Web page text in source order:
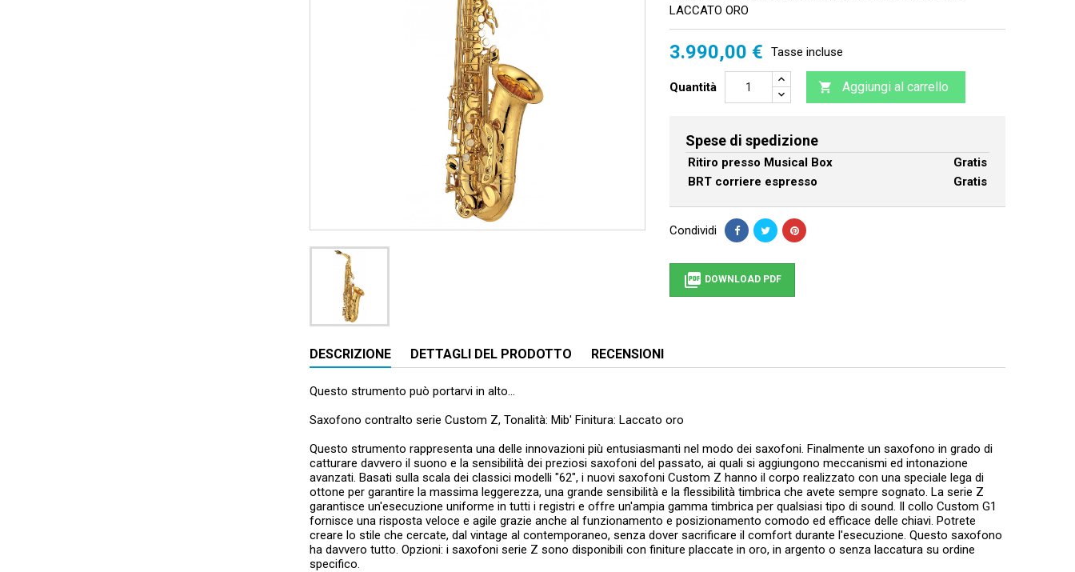
LACCATO ORO
3.990,00 € Tasse incluse
Quantità  Aggiungi al carrello
Spese di spedizione
Ritiro presso Musical Box
Gratis
BRT corriere espresso
Gratis
Condividi
 DOWNLOAD PDF
DESCRIZIONE DETTAGLI DEL PRODOTTO RECENSIONI
Questo strumento può portarvi in alto...
Saxofono contralto serie Custom Z, Tonalità: Mib' Finitura: Laccato oro
Questo strumento rappresenta una delle innovazioni più entusiasmanti nel modo dei saxofoni. Finalmente un saxofono in grado di
catturare davvero il suono e la sensibilità dei preziosi saxofoni del passato, ai quali si aggiungono meccanismi ed intonazione
avanzati. Basati sulla scala dei classici modelli "62", i nuovi saxofoni Custom Z hanno il corpo realizzato con una speciale lega di
ottone per garantire la massima leggerezza, una grande sensibilità e la flessibilità timbrica che avete sempre sognato. La serie Z
garantisce un'esecuzione uniforme in tutti i registri e offre un'ampia gamma timbrica per qualsiasi tipo di sound. Il collo Custom G1
fornisce una risposta veloce e agile grazie anche al funzionamento e posizionamento comodo ed efficace delle chiavi. Potrete
creare lo stile che cercate, dal vintage al contemporaneo, senza dover sacrificare il comfort durante l'esecuzione. Questo saxofono
ha davvero tutto. Opzioni: i saxofoni serie Z sono disponibili con finiture placcate in oro, in argento o senza laccatura su ordine
specifico.